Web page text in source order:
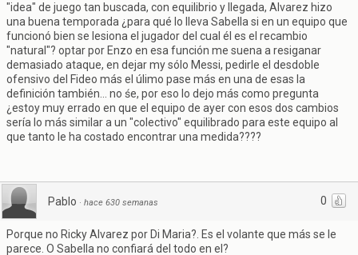
"idea" de juego tan buscada, con equilibrio y llegada, Alvarez hizo
una buena temporada ¿para qué lo lleva Sabella si en un equipo que
funcionó bien se lesiona el jugador del cual él es el recambio
"natural"? optar por Enzo en esa función me suena a resiganar
demasiado ataque, en dejar my sólo Messi, pedirle el desdoble
ofensivo del Fideo más el úlimo pase más en una de esas la
definición también... no śe, por eso lo dejo más como pregunta
¿estoy muy errado en que el equipo de ayer con esos dos cambios
sería lo más similar a un "colectivo" equilibrado para este equipo al
que tanto le ha costado encontrar una medida????
0
Pablo · hace 630 semanas
Porque no Ricky Alvarez por Di Maria?. Es el volante que más se le
parece. O Sabella no confiará del todo en el?